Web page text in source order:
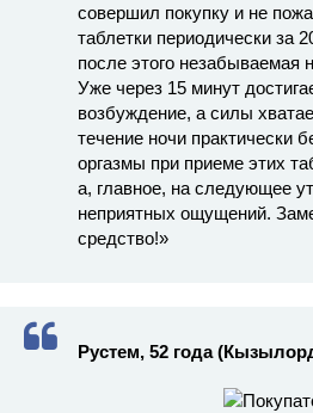
совершил покупку и не
таблетки периодически за
после этого незабываемая
Уже через 15 минут
возбуждение, а силы
течение ночи практически
оргазмы при приеме этих
а, главное, на следующее
неприятных ощущений.
средство!»
Рустем, 52 года